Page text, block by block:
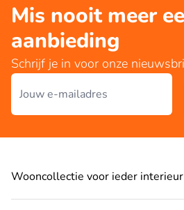
Mis nooit meer
aanbieding
Schrijf je in voor onze
E-mailadres
Wooncollectie voor ieder interieur